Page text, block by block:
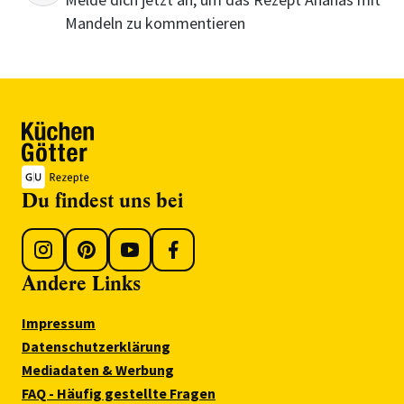
Mandeln zu kommentieren
Du findest uns bei
Andere Links
Impressum
Datenschutzerklärung
Mediadaten & Werbung
FAQ - Häufig gestellte Fragen